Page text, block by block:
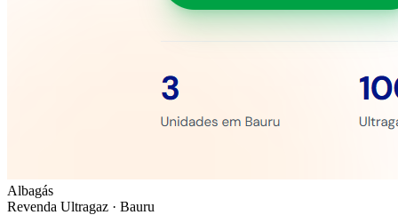
Albagás
Revenda Ultragaz · Bauru